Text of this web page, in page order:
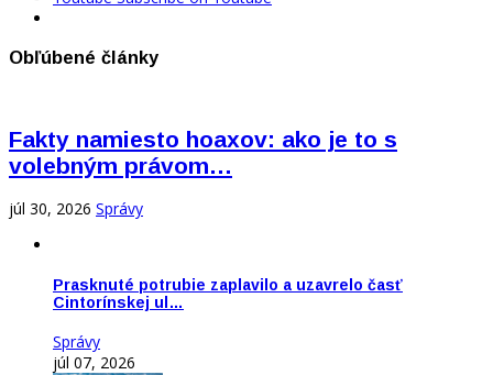
Obľúbené články
Fakty namiesto hoaxov: ako je to s
volebným právom…
júl 30, 2026 Správy
Prasknuté potrubie zaplavilo a uzavrelo časť
Cintorínskej ul…
Správy
júl 07, 2026